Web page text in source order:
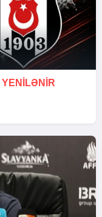
YENİLƏNİR